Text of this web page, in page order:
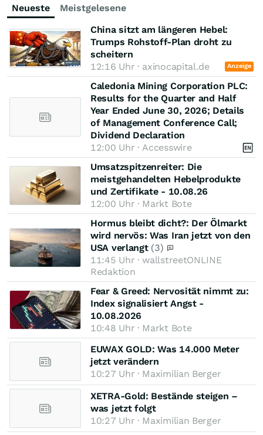
Neueste
Meistgelesene
China sitzt am längeren Hebel:
Trumps Rohstoff-Plan droht zu
scheitern
12:16 Uhr · axinocapital.de
Anzeige
Caledonia Mining Corporation PLC:
Results for the Quarter and Half
Year Ended June 30, 2026; Details
of Management Conference Call;
Dividend Declaration
12:00 Uhr · Accesswire
Umsatzspitzenreiter: Die
meistgehandelten Hebelprodukte
und Zertifikate - 10.08.26
12:00 Uhr · Markt Bote
Hormus bleibt dicht?: Der Ölmarkt
wird nervös: Was Iran jetzt von den
USA verlangt (3)
11:45 Uhr · wallstreetONLINE
Redaktion
Fear & Greed: Nervosität nimmt zu:
Index signalisiert Angst -
10.08.2026
10:48 Uhr · Markt Bote
EUWAX GOLD: Was 14.000 Meter
jetzt verändern
10:27 Uhr · Maximilian Berger
XETRA-Gold: Bestände steigen –
was jetzt folgt
10:27 Uhr · Maximilian Berger